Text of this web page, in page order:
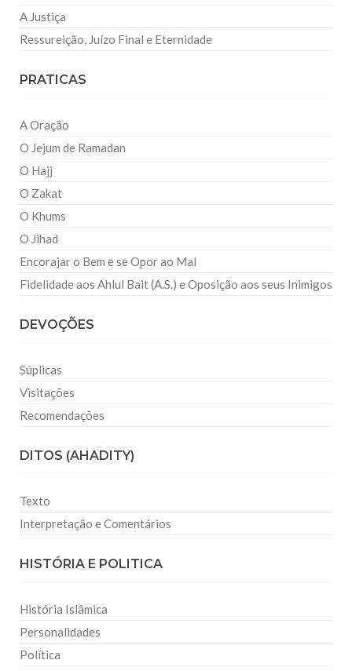
A Justiça
Ressureição, Juízo Final e Eternidade
PRATICAS
A Oração
O Jejum de Ramadan
O Hajj
O Zakat
O Khums
O Jihad
Encorajar o Bem e se Opor ao Mal
Fidelidade aos Ahlul Bait (A.S.) e Oposição aos seus Inimigos
DEVOÇÕES
Súplicas
Visitações
Recomendações
DITOS (AHADITY)
Texto
Interpretação e Comentários
HISTÓRIA E POLITICA
História Islâmica
Personalidades
Política